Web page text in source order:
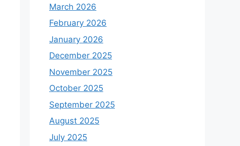
March 2026
February 2026
January 2026
December 2025
November 2025
October 2025
September 2025
August 2025
July 2025